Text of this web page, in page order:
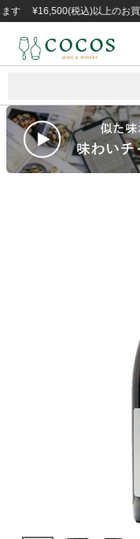
税込)以上のお買い上